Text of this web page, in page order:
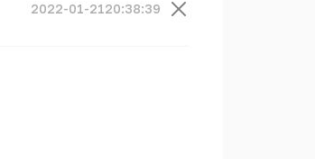
2022-01-2120:38:39